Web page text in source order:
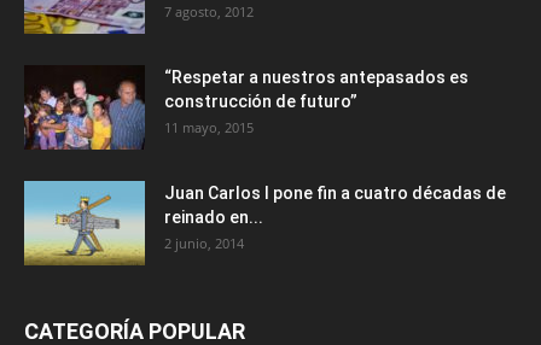
7 agosto, 2012
“Respetar a nuestros antepasados es
construcción de futuro”
11 mayo, 2015
Juan Carlos I pone fin a cuatro décadas de
reinado en...
2 junio, 2014
CATEGORÍA POPULAR